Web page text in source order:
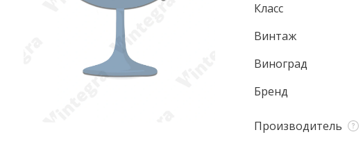
Класс
Винтаж
Виноград
Бренд
Производитель